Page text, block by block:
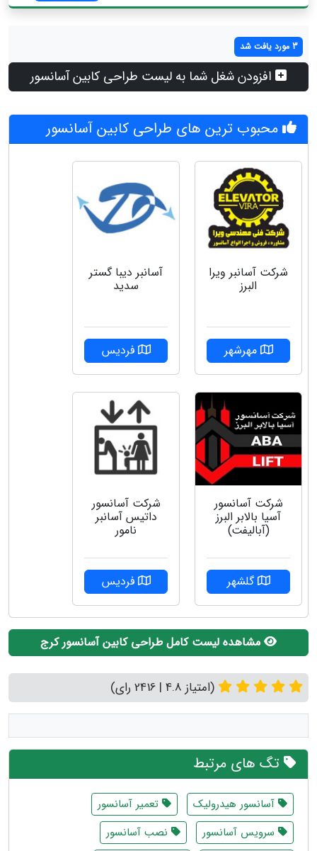
3 مورد یافت شد
افزودن شغل شما به لیست طراحی کابین آسانسور
محبوب ترین های طراحی کابین آسانسور
شركت آسانبر ويرا
البرز
مهرشهر
آسانبر دیبا گستر
سدید
فردیس
شرکت آسانسور
آسیا بالابر البرز
(آبالیفت)
گلشهر
شرکت آسانسور
داتیس آسانبر
نامور
فردیس
مشاهده لیست کامل طراحی کابین آسانسور کرج
(امتیاز 4.8 | 2416 رای)
تگ های مرتبط
آسانسور هیدرولیک
تعمیر آسانسور
سرویس آسانسور
نصب آسانسور